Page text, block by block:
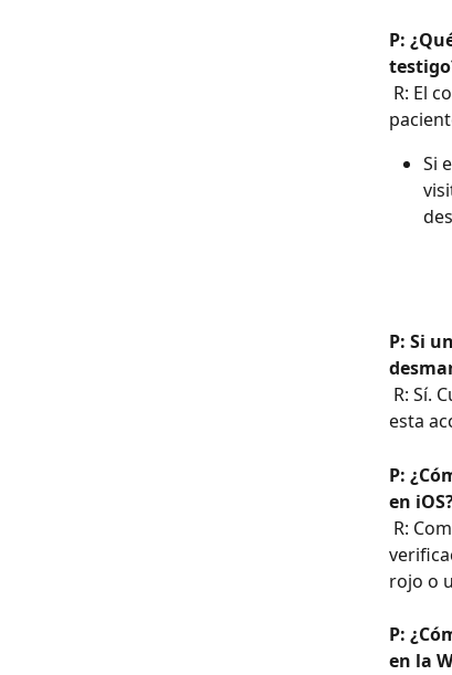
P:
Si
P: Si
esta
P:
en
rojo o
P:
en la